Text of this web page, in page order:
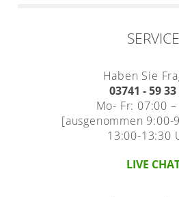
SERVICE
Haben Sie
03741 - 59 33
Mo- Fr: 07:00
[ausgenommen 9:00-
13:00-13:30
LIVE